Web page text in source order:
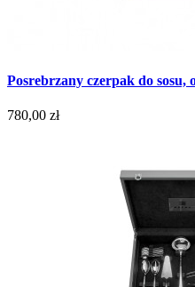
Posrebrzany czerpak do sosu,
780,00 zł